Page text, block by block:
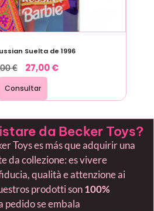
Suelta de 1996
€ 27,00€
Consultar
da Becker Toys?
Toys es más que adquirir una
da collezione: es vivere
qualità e attenzione ai
prodotti son100%
pedido se embala